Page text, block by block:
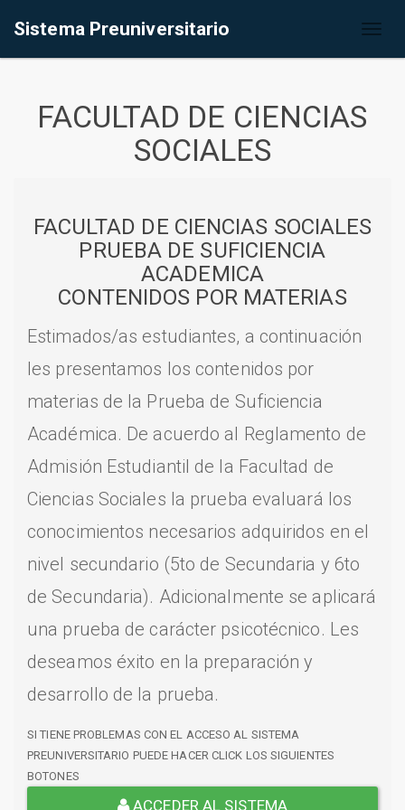
Sistema Preuniversitario
FACULTAD DE CIENCIAS
SOCIALES
FACULTAD DE CIENCIAS SOCIALES
PRUEBA DE SUFICIENCIA
ACADEMICA
CONTENIDOS POR MATERIAS
Estimados/as estudiantes, a continuación
les presentamos los contenidos por
materias de la Prueba de Suficiencia
Académica. De acuerdo al Reglamento de
Admisión Estudiantil de la Facultad de
Ciencias Sociales la prueba evaluará los
conocimientos necesarios adquiridos en el
nivel secundario (5to de Secundaria y 6to
de Secundaria). Adicionalmente se aplicará
una prueba de carácter psicotécnico. Les
deseamos éxito en la preparación y
desarrollo de la prueba.
SI TIENE PROBLEMAS CON EL ACCESO AL SISTEMA
PREUNIVERSITARIO PUEDE HACER CLICK LOS SIGUIENTES
BOTONES
ACCEDER AL SISTEMA